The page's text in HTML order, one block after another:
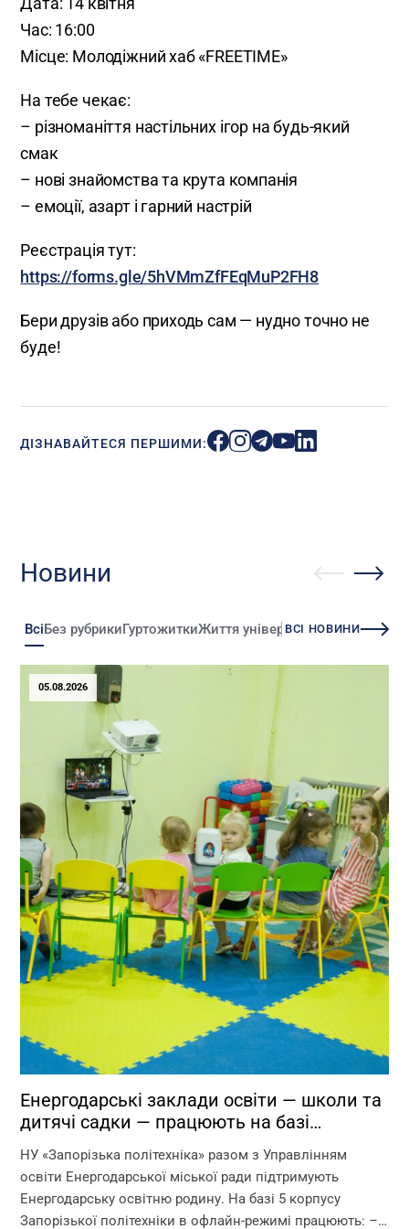
Час: 16:00
Місце: Молодіжний хаб «FREETIME»
На тебе чекає:
– різноманіття настільних ігор на будь-який
смак
– нові знайомства та крута компанія
– емоції, азарт і гарний настрій
Реєстрація тут:
https://forms.gle/5hVMmZfFEqMuP2FH8
Бери друзів або приходь сам — нудно точно не
буде!
ДІЗНАВАЙТЕСЯ ПЕРШИМИ:
Новини
ВсіБез рубрикиГуртожиткиЖиття університетуЗміни
ВСІ НОВИНИ
05.08.2026
Енергодарські заклади освіти — школи та
дитячі садки — працюють на базі
Запорізької політехніки!
НУ «Запорізька політехніка» разом з Управлінням
освіти Енергодарської міської ради підтримують
Енергодарську освітню родину. На базі 5 корпусу
Запорізької політехніки в офлайн-режимі працюють: –